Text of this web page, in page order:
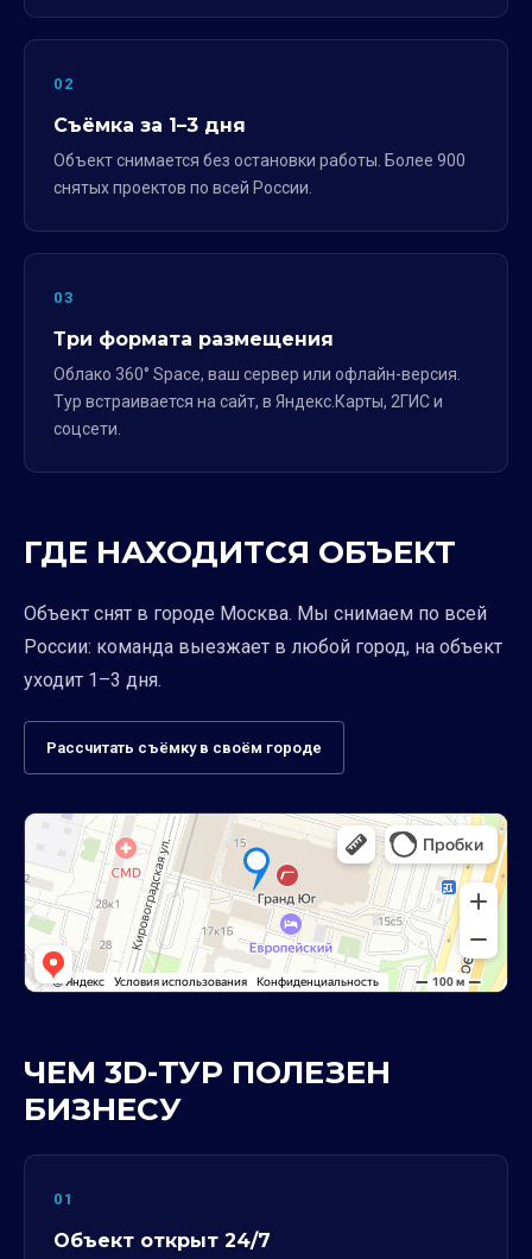
02
Съёмка за 1–3 дня
Объект снимается без остановки работы. Более 900
снятых проектов по всей России.
03
Три формата размещения
Облако 360° Space, ваш сервер или офлайн-версия.
Тур встраивается на сайт, в Яндекс.Карты, 2ГИС и
соцсети.
ГДЕ НАХОДИТСЯ ОБЪЕКТ
Объект снят в городе Москва. Мы снимаем по всей
России: команда выезжает в любой город, на объект
уходит 1–3 дня.
Рассчитать съёмку в своём городе
ЧЕМ 3D-ТУР ПОЛЕЗЕН
БИЗНЕСУ
01
Объект открыт 24/7